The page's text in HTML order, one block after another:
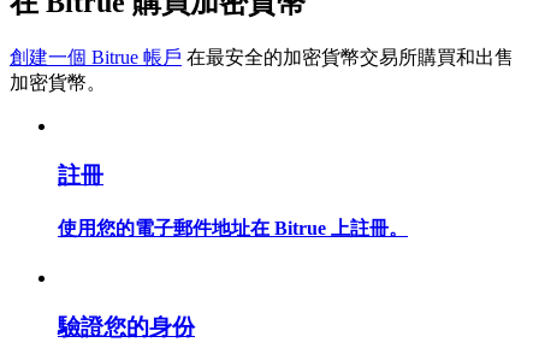
包含交易情況等的大數據分析
合約功能使用指南
創建一個 Bitrue 帳戶 在最安全的加密貨幣交易所購買和出售
加密貨幣。
註冊
使用您的電子郵件地址在 Bitrue 上註冊。
驗證您的身份